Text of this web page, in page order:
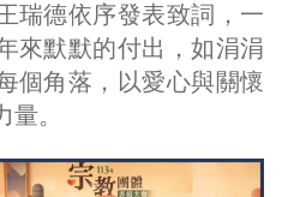
瑞德依序發表致詞，一
來默默的付出，如涓涓
個角落，以愛心與關懷
。